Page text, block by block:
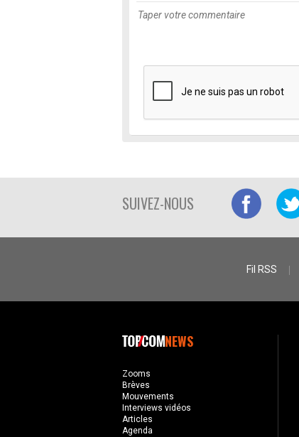
SUIVEZ-NOUS
Fil RSS
NEWS
Zooms
Brèves
Mouvements
Interviews vidéos
Articles
Agenda